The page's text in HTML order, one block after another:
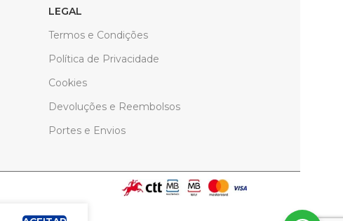
LEGAL
Termos e Condições
Política de Privacidade
Cookies
Devoluções e Reembolsos
Portes e Envios